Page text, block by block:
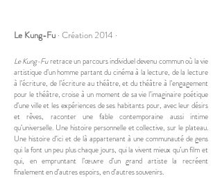
Le Kung-Fu · Création 2014 ·
Le Kung-Furetrace un parcours individuel devenu commun où la vie
artistique d’un homme partant du cinéma à la lecture, de la lecture
à l’écriture, de l’écriture au théâtre, et du théâtre à l’engagement
pour le théâtre, croise à un moment de sa vie l’imaginaire poétique
d’une ville et les expériences de ses habitants pour, avec leur désirs
et rêves, raconter une fable contemporaine aussi intime
qu’universelle. Une histoire personnelle et collective, sur le plateau.
Une histoire d’ici et de là appartenant à une communauté de gens
qui la font un peu plus chaque jours, qui la vivent mieux qu’un film et
qui, en empruntant l’œuvre d’un grand artiste la recréent
finalement en d’autres espoirs, en d’autres souvenirs.